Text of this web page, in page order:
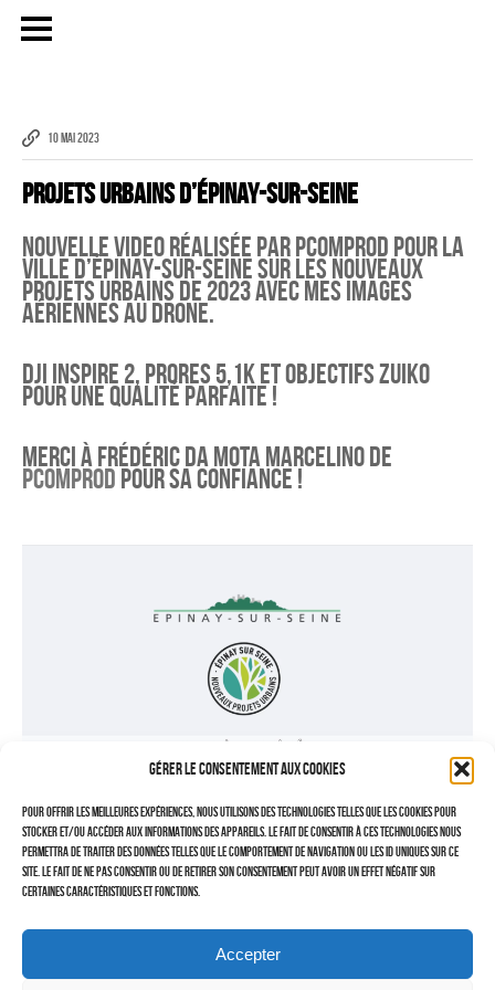
Gérer le consentement aux cookies
Pour offrir les meilleures expériences, nous utilisons des technologies telles que les cookies pour
stocker et/ou accéder aux informations des appareils. Le fait de consentir à ces technologies nous
permettra de traiter des données telles que le comportement de navigation ou les ID uniques sur ce
site. Le fait de ne pas consentir ou de retirer son consentement peut avoir un effet négatif sur
certaines caractéristiques et fonctions.
Accepter
Publicité
eCommerce – Catalogue
PORTRAIT
Reportage
BÂTIMENT ET TP
Imagerie Aérienne
TRAVAILLEURS DU XXIÈ SIÈCLE
Tritptyques
EXPOSITIONS
CARNET DE NOTES (BLOG)
CONTACTS
Politique de cookies (UE)
10 MAI 2023
Projets Urbains d’Épinay-Sur-Seine
Nouvelle video réalisée par PComProd pour la
ville d’Épinay-Sur-Seine sur les nouveaux
projets urbains de 2023 avec mes images
aériennes au drone.
Dji Inspire 2, ProRes 5,1K et objectifs Zuiko
pour une qualité parfaite !
Merci à Frédéric Da Mota Marcelino de
PCOMPROD pour sa confiance !